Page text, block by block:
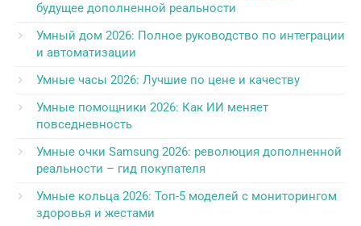
будущее дополненной реальности
Умный дом 2026: Полное руководство по интеграции
и автоматизации
Умные часы 2026: Лучшие по цене и качеству
Умные помощники 2026: Как ИИ меняет
повседневность
Умные очки Samsung 2026: революция дополненной
реальности – гид покупателя
Умные кольца 2026: Топ-5 моделей с мониторингом
здоровья и жестами